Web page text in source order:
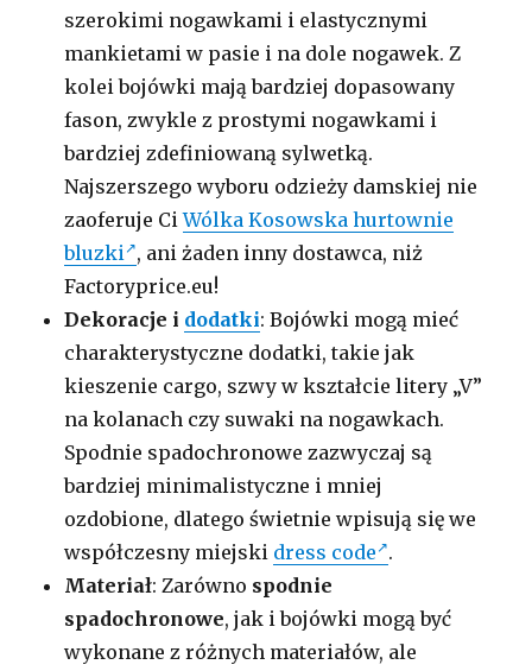
szerokimi nogawkami i elastycznymi
mankietami w pasie i na dole nogawek. Z
kolei bojówki mają bardziej dopasowany
fason, zwykle z prostymi nogawkami i
bardziej zdefiniowaną sylwetką.
Najszerszego wyboru odzieży damskiej nie
zaoferuje CiWólka Kosowska hurtownie
bluzki
, ani żaden inny dostawca, niż
Factoryprice.eu!
Dekoracje i dodatki: Bojówki mogą mieć
charakterystyczne dodatki, takie jak
kieszenie cargo, szwy w kształcie litery „V”
na kolanach czy suwaki na nogawkach.
Spodnie spadochronowe zazwyczaj są
bardziej minimalistyczne i mniej
ozdobione, dlatego świetnie wpisują się we
współczesny miejski dress code .
Materiał: Zarówno spodnie
spadochronowe, jak i bojówki mogą być
wykonane z różnych materiałów, ale